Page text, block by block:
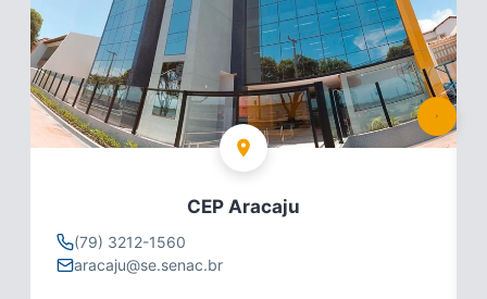
CEP Aracaju
(79) 3212-1560
aracaju@se.senac.br